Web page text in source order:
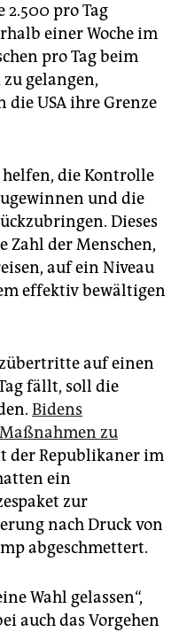
pro Tag
einer Woche im
pro Tag beim
gelangen,
USA ihre Grenze
die Kontrolle
und die
Dieses
Zahl der Menschen,
auf ein Niveau
effektiv bewältigen
auf einen
fällt, soll die
Bidens
zu
der Republikaner im
ein
zur
nach Druck von
abgeschmettert.
Wahl gelassen“,
auch das Vorgehen